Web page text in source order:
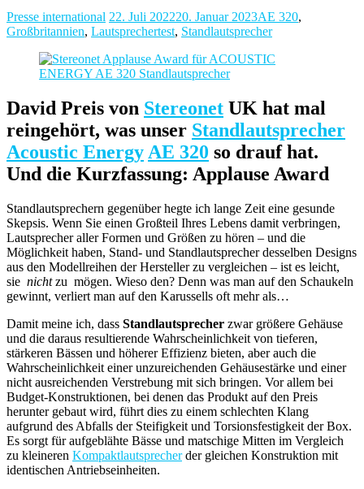
Presse international 22. Juli 202220. Januar 2023AE 320,
Großbritannien, Lautsprechertest, Standlautsprecher
David Preis von Stereonet UK hat mal
reingehört, was unser Standlautsprecher
Acoustic Energy AE 320 so drauf hat.
Und die Kurzfassung: Applause Award
Standlautsprechern gegenüber hegte ich lange Zeit eine gesunde
Skepsis. Wenn Sie einen Großteil Ihres Lebens damit verbringen,
Lautsprecher aller Formen und Größen zu hören – und die
Möglichkeit haben, Stand- und Standlautsprecher desselben Designs
aus den Modellreihen der Hersteller zu vergleichen – ist es leicht,
sie nichtzu mögen. Wieso den? Denn was man auf den Schaukeln
gewinnt, verliert man auf den Karussells oft mehr als…
Damit meine ich, dass Standlautsprecher zwar größere Gehäuse
und die daraus resultierende Wahrscheinlichkeit von tieferen,
stärkeren Bässen und höherer Effizienz bieten, aber auch die
Wahrscheinlichkeit einer unzureichenden Gehäusestärke und einer
nicht ausreichenden Verstrebung mit sich bringen. Vor allem bei
Budget-Konstruktionen, bei denen das Produkt auf den Preis
herunter gebaut wird, führt dies zu einem schlechten Klang
aufgrund des Abfalls der Steifigkeit und Torsionsfestigkeit der Box.
Es sorgt für aufgeblähte Bässe und matschige Mitten im Vergleich
zu kleineren Kompaktlautsprecherder gleichen Konstruktion mit
identischen Antriebseinheiten.